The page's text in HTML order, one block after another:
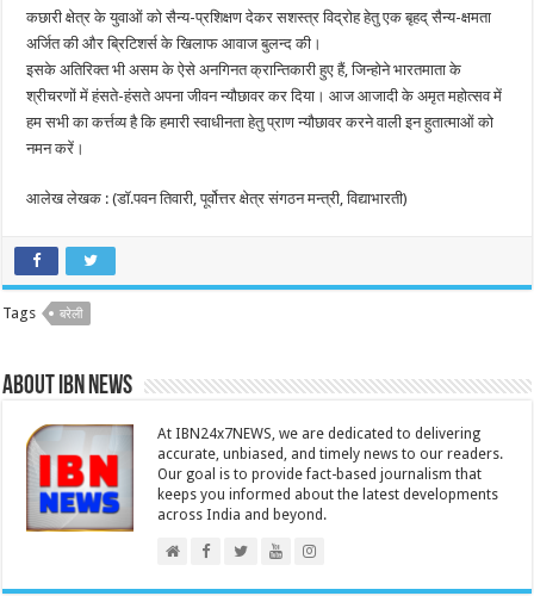
कछारी क्षेत्र के युवाओं को सैन्य-प्रशिक्षण देकर सशस्त्र विद्रोह हेतु एक बृहद् सैन्य-क्षमता
अर्जित की और ब्रिटिशर्स के खिलाफ आवाज बुलन्द की।
इसके अतिरिक्त भी असम के ऐसे अनगिनत क्रान्तिकारी हुए हैं, जिन्होने भारतमाता के
श्रीचरणों में हंसते-हंसते अपना जीवन न्यौछावर कर दिया। आज आजादी के अमृत महोत्सव में
हम सभी का कर्त्तव्य है कि हमारी स्वाधीनता हेतु प्राण न्यौछावर करने वाली इन हुतात्माओं को
नमन करें।
आलेख लेखक : (डॉ.पवन तिवारी, पूर्वोत्तर क्षेत्र संगठन मन्त्री, विद्याभारती)
Tags बरेली
About IBN NEWS
At IBN24x7NEWS, we are dedicated to delivering
accurate, unbiased, and timely news to our readers.
Our goal is to provide fact-based journalism that
keeps you informed about the latest developments
across India and beyond.